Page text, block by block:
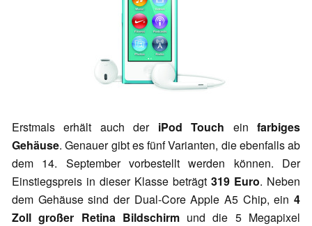
Erstmals erhält auch der iPod Touch einfarbiges
Gehäuse. Genauer gibt es fünf Varianten, die ebenfalls ab
dem 14. September vorbestellt werden können. Der
Einstiegspreis in dieser Klasse beträgt 319 Euro. Neben
dem Gehäuse sind der Dual-Core Apple A5 Chip, ein 4
Zoll großer Retina Bildschirmund die 5 Megapixel